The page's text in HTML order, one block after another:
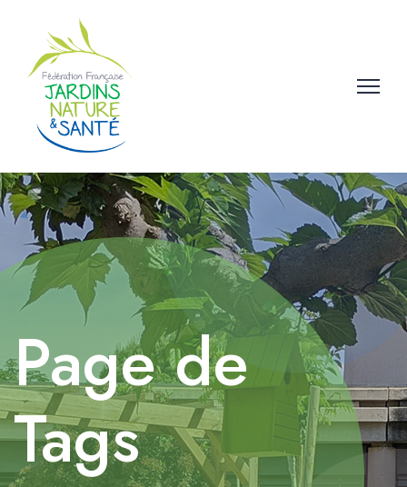
Page de
Tags